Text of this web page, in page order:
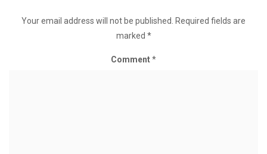
Your email address will not be published.
Required fields are
marked *
Comment*